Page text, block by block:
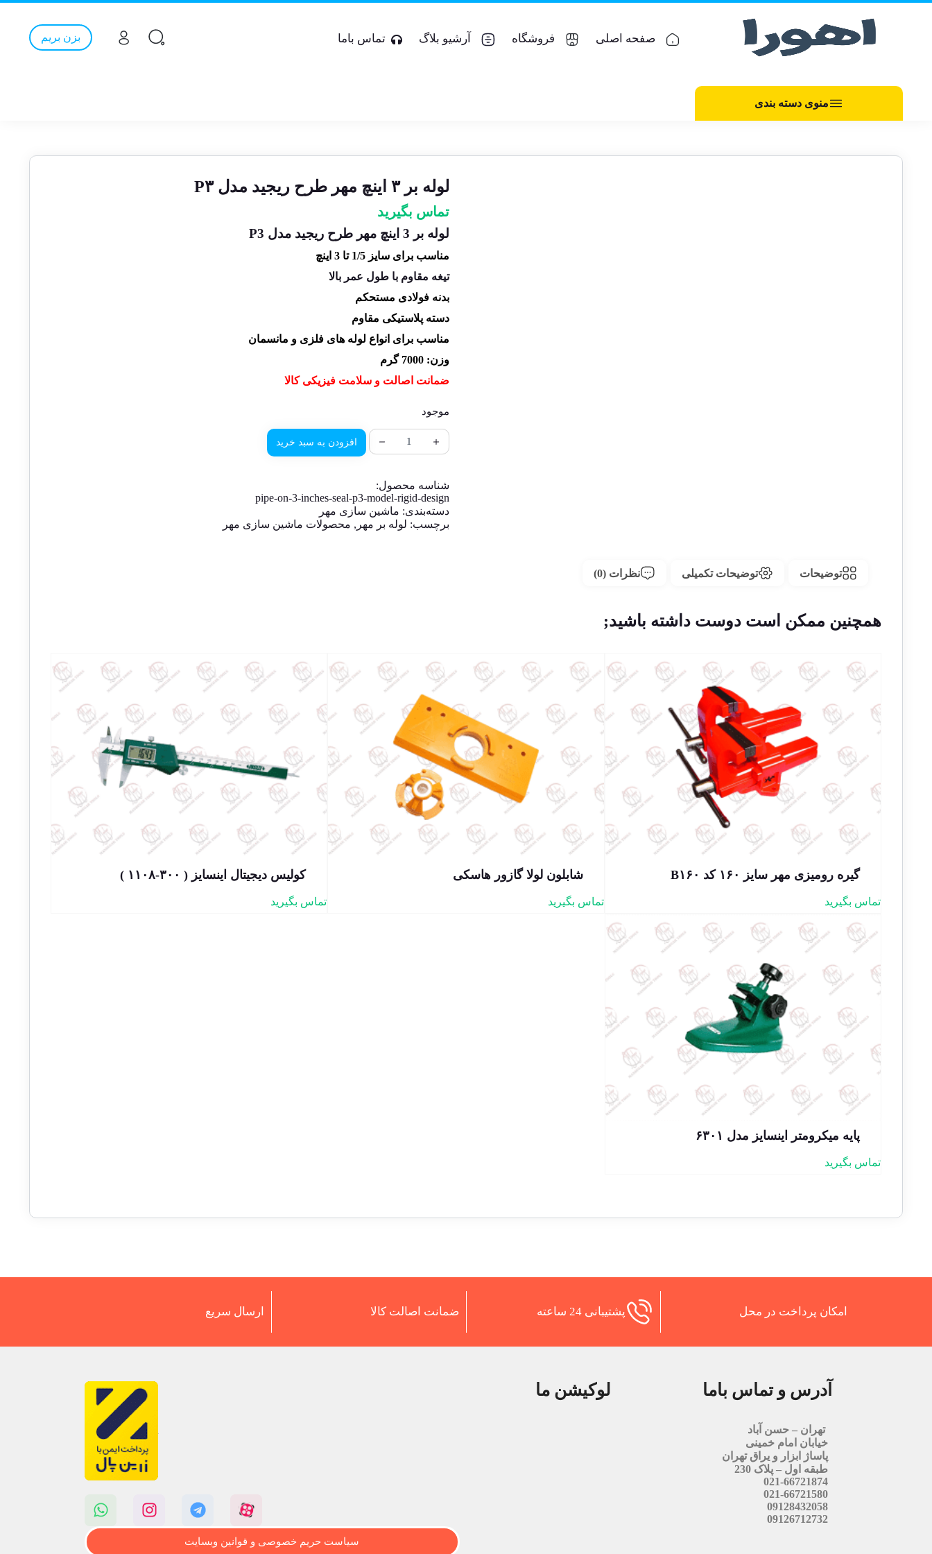
صفحه اصلی فروشگاه آرشیو بلاگ تماس باما بزن بریم
منوی دسته بندی
لوله بر ۳ اینچ مهر طرح ریجید مدل P۳
تماس بگیرید
لوله بر 3 اینچ مهر طرح ریجید مدل P3
مناسب برای سایز 1/5 تا 3 اینچ
تیغه مقاوم با طول عمر بالا
بدنه فولادی مستحکم
دسته پلاستیکی مقاوم
مناسب برای انواع لوله های فلزی و مانسمان
وزن: 7000 گرم
ضمانت اصالت و سلامت فیزیکی کالا
موجود
افزودن به سبد خرید
شناسه محصول:
pipe-on-3-inches-seal-p3-model-rigid-design
دسته‌بندی: ماشین سازی مهر
برچسب: لوله بر مهر , محصولات ماشین سازی مهر
توضیحات توضیحات تکمیلی نظرات (0)
همچنین ممکن است دوست داشته باشید;
گیره رومیزی مهر سایز ۱۶۰ کد B۱۶۰
تماس بگیرید
شابلون لولا گازور هاسکی
تماس بگیرید
کولیس دیجیتال اینسایز ( ۳۰۰-۱۱۰۸ )
تماس بگیرید
پایه میکرومتر اینسایز مدل ۶۳۰۱
تماس بگیرید
امکان پرداخت در محل پشتیبانی 24 ساعته ضمانت اصالت کالا ارسال سریع
آدرس و تماس باما
تهران – حسن آباد
خیابان امام خمینی
پاساژ ابزار و یراق تهران
طبقه اول – پلاک 230
021-66721874
021-66721580
09128432058
09126712732
لوکیشن ما
سیاست حریم خصوصی و قوانین وبسایت